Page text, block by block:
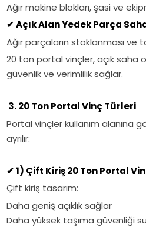
Ağır makine blokları, şasi ve
✔Açık Alan Yedek Parça
Ağır parçaların stoklanması ve
20 ton portal vinçler, açık saha
güvenlik ve verimlilik sağlar.
3. 20 Ton Portal Vinç Türleri
Portal vinçler kullanım alanına
ayrılır:
✔1) Çift Kiriş 20 Ton Portal
Çift kiriş tasarım:
Daha geniş açıklık sağlar
Daha yüksek taşıma güvenliği